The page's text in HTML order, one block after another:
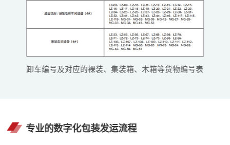
卸车编号及对应的裸装、集装箱、木箱等货物编号表
专业的数字化包装发运流程